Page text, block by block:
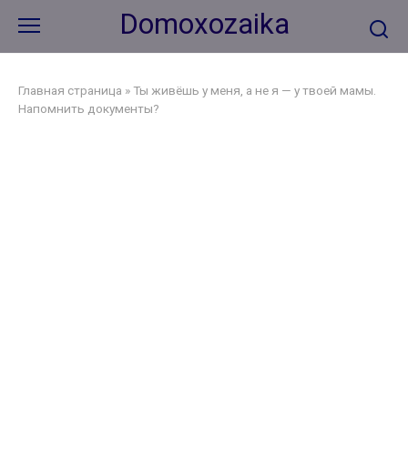
контенту
Domoxozaika
Главная страница »Ты живёшь у меня, а не я — у твоей мамы.
Напомнить документы?